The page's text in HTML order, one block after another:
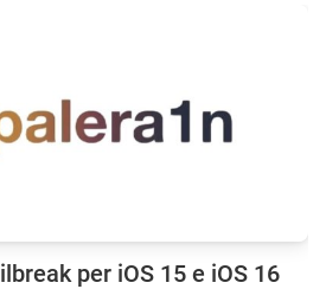
per iOS 15 e iOS 16